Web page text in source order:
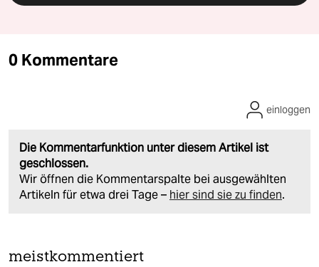
0 Kommentare
Die Kommentarfunktion unter diesem Artikel ist
geschlossen.
Wir öffnen die Kommentarspalte bei ausgewählten
Artikeln für etwa drei Tage – hier sind sie zu finden.
einloggen
meistkommentiert